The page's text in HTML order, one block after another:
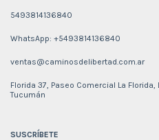
5493814136840
WhatsApp: +5493814136840
ventas@caminosdelibertad.com.ar
Florida 37, Paseo Comercial La Florida,
Tucumán
SUSCRÍBETE